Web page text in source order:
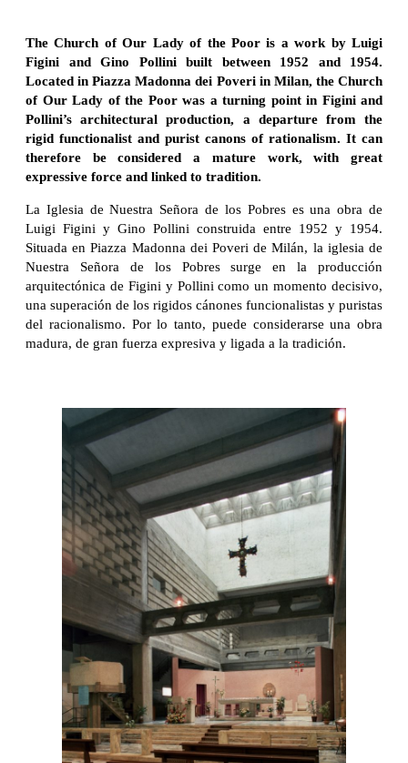
The Church of Our Lady of the Poor is a work by Luigi
Figini and Gino Pollini built between 1952 and 1954.
Located in Piazza Madonna dei Poveri in Milan, the Church
of Our Lady of the Poor was a turning point in Figini and
Pollini’s architectural production, a departure from the
rigid functionalist and purist canons of rationalism. It can
therefore be considered a mature work, with great
expressive force and linked to tradition.
La Iglesia de Nuestra Señora de los Pobres es una obra de
Luigi Figini y Gino Pollini construida entre 1952 y 1954.
Situada en Piazza Madonna dei Poveri de Milán, la iglesia de
Nuestra Señora de los Pobres surge en la producción
arquitectónica de Figini y Pollini como un momento decisivo,
una superación de los rigidos cánones funcionalistas y puristas
del racionalismo. Por lo tanto, puede considerarse una obra
madura, de gran fuerza expresiva y ligada a la tradición.